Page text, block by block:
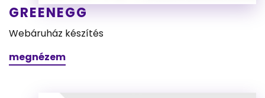
GREENEGG
Webáruház készítés
megnézem